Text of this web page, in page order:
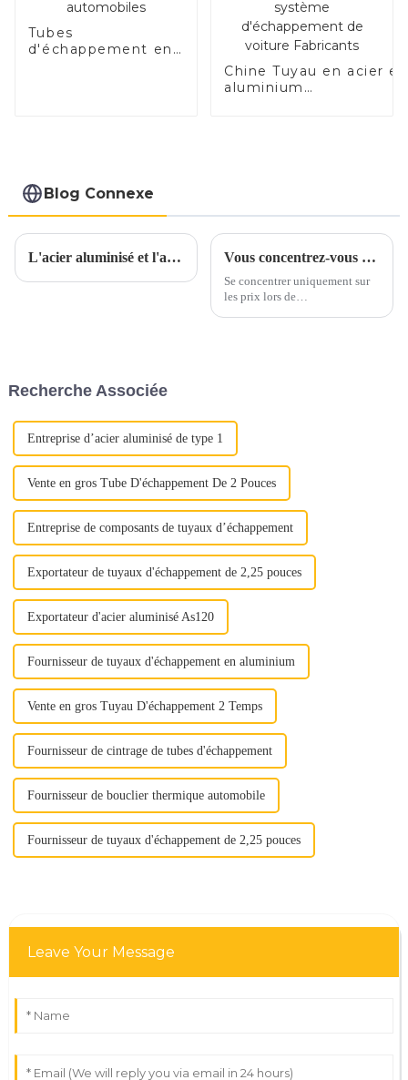
Tubes
d'échappement en
Chine Tuyau en acier en
aluminium
Blog Connexe
L'acier aluminisé et l'acier inoxydable aluminisé sont-ils parents ? Vous concentrez-vous uniquement sur les prix lorsque vous vous approvisionnez en acier inoxydable ?
Se concentrer uniquement sur
les prix lors de
qualité »
Recherche Associée
Entreprise d’acier aluminisé de type 1
Vente en gros Tube D'échappement De 2 Pouces
Entreprise de composants de tuyaux d’échappement
Exportateur de tuyaux d'échappement de 2,25 pouces
Exportateur d'acier aluminisé As120
Fournisseur de tuyaux d'échappement en aluminium
Vente en gros Tuyau D'échappement 2 Temps
Fournisseur de cintrage de tubes d'échappement
Fournisseur de bouclier thermique automobile
Fournisseur de tuyaux d'échappement de 2,25 pouces
Leave Your Message